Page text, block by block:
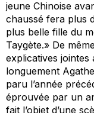
jeune Chinoise
chaussé fera plus
plus belle fille du
Taygète.» De
explicatives jointes
longuement
paru l’année
éprouvée par un
fait l’objet d’une